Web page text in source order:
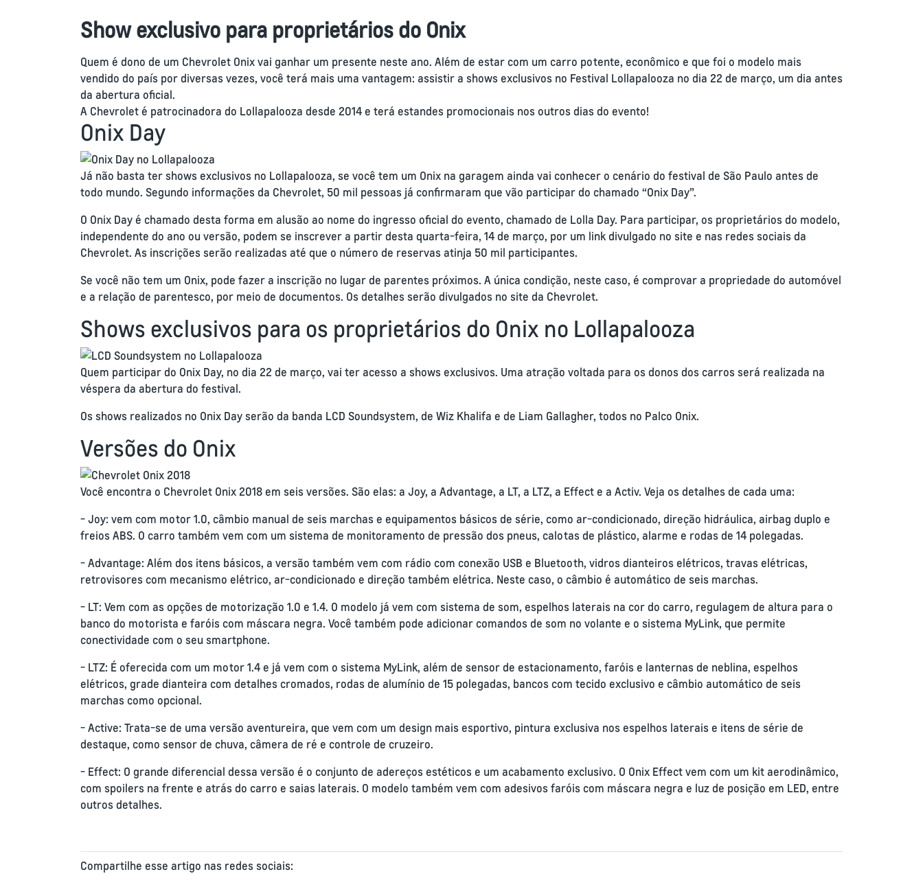
Show exclusivo para proprietários do Onix
Quem é dono de um Chevrolet Onix vai ganhar um presente neste ano. Além de estar com um carro potente, econômico e que foi o modelo mais
vendido do país por diversas vezes, você terá mais uma vantagem: assistir a shows exclusivos no Festival Lollapalooza no dia 22 de março, um dia antes
da abertura oficial.
A Chevrolet é patrocinadora do Lollapalooza desde 2014 e terá estandes promocionais nos outros dias do evento!
Onix Day
Já não basta ter shows exclusivos no Lollapalooza, se você tem um Onix na garagem ainda vai conhecer o cenário do festival de São Paulo antes de
todo mundo. Segundo informações da Chevrolet, 50 mil pessoas já confirmaram que vão participar do chamado “Onix Day”.
O Onix Day é chamado desta forma em alusão ao nome do ingresso oficial do evento, chamado de Lolla Day. Para participar, os proprietários do modelo,
independente do ano ou versão, podem se inscrever a partir desta quarta-feira, 14 de março, por um link divulgado no site e nas redes sociais da
Chevrolet. As inscrições serão realizadas até que o número de reservas atinja 50 mil participantes.
Se você não tem um Onix, pode fazer a inscrição no lugar de parentes próximos. A única condição, neste caso, é comprovar a propriedade do automóvel
e a relação de parentesco, por meio de documentos. Os detalhes serão divulgados no site da Chevrolet.
Shows exclusivos para os proprietários do Onix no Lollapalooza
Quem participar do Onix Day, no dia 22 de março, vai ter acesso a shows exclusivos. Uma atração voltada para os donos dos carros será realizada na
véspera da abertura do festival.
Os shows realizados no Onix Day serão da banda LCD Soundsystem, de Wiz Khalifa e de Liam Gallagher, todos no Palco Onix.
Versões do Onix
Você encontra o Chevrolet Onix 2018 em seis versões. São elas: a Joy, a Advantage, a LT, a LTZ, a Effect e a Activ. Veja os detalhes de cada uma:
- Joy: vem com motor 1.0, câmbio manual de seis marchas e equipamentos básicos de série, como ar-condicionado, direção hidráulica, airbag duplo e
freios ABS. O carro também vem com um sistema de monitoramento de pressão dos pneus, calotas de plástico, alarme e rodas de 14 polegadas.
- Advantage: Além dos itens básicos, a versão também vem com rádio com conexão USB e Bluetooth, vidros dianteiros elétricos, travas elétricas,
retrovisores com mecanismo elétrico, ar-condicionado e direção também elétrica. Neste caso, o câmbio é automático de seis marchas.
- LT: Vem com as opções de motorização 1.0 e 1.4. O modelo já vem com sistema de som, espelhos laterais na cor do carro, regulagem de altura para o
banco do motorista e faróis com máscara negra. Você também pode adicionar comandos de som no volante e o sistema MyLink, que permite
conectividade com o seu smartphone.
- LTZ: É oferecida com um motor 1.4 e já vem com o sistema MyLink, além de sensor de estacionamento, faróis e lanternas de neblina, espelhos
elétricos, grade dianteira com detalhes cromados, rodas de alumínio de 15 polegadas, bancos com tecido exclusivo e câmbio automático de seis
marchas como opcional.
- Active: Trata-se de uma versão aventureira, que vem com um design mais esportivo, pintura exclusiva nos espelhos laterais e itens de série de
destaque, como sensor de chuva, câmera de ré e controle de cruzeiro.
- Effect: O grande diferencial dessa versão é o conjunto de adereços estéticos e um acabamento exclusivo. O Onix Effect vem com um kit aerodinâmico,
com spoilers na frente e atrás do carro e saias laterais. O modelo também vem com adesivos faróis com máscara negra e luz de posição em LED, entre
outros detalhes.
Compartilhe esse artigo nas redes sociais: